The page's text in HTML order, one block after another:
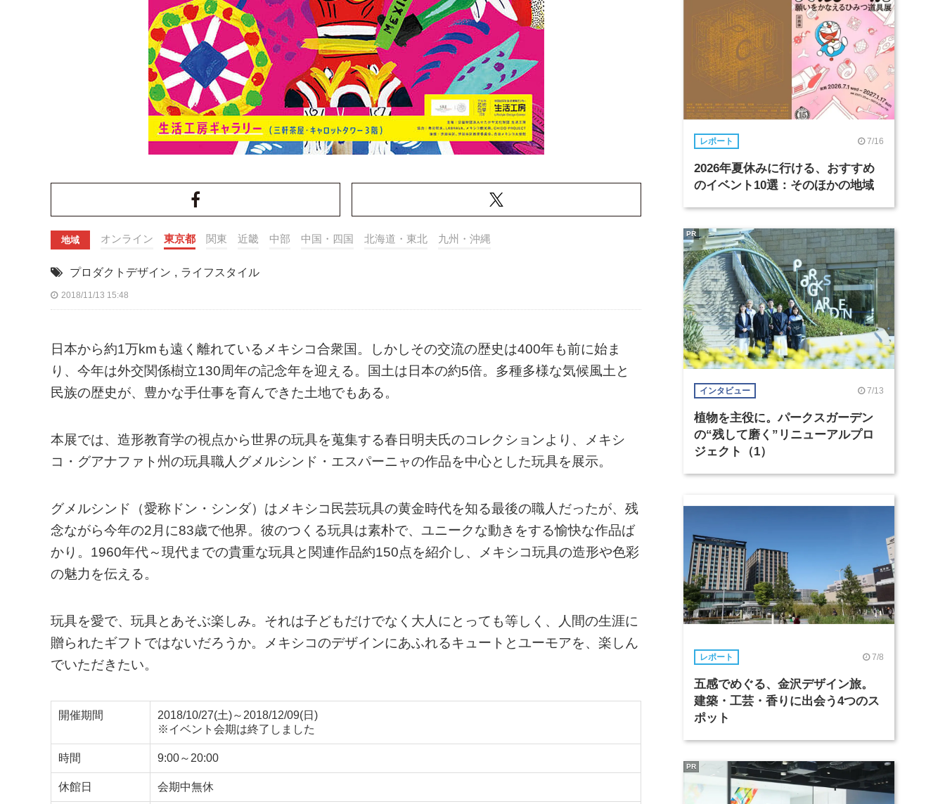
地域 オンライン 東京都 関東 近畿 中部 中国・四国 北海道・東北 九州・沖縄
プロダクトデザイン , ライフスタイル
2018/11/13 15:48
日本から約1万kmも遠く離れているメキシコ合衆国。しかしその交流の歴史は400年も前に始ま
り、今年は外交関係樹立130周年の記念年を迎える。国土は日本の約5倍。多種多様な気候風土と
民族の歴史が、豊かな手仕事を育んできた土地でもある。
本展では、造形教育学の視点から世界の玩具を蒐集する春日明夫氏のコレクションより、メキシ
コ・グアナファト州の玩具職人グメルシンド・エスパーニャの作品を中心とした玩具を展示。
グメルシンド（愛称ドン・シンダ）はメキシコ民芸玩具の黄金時代を知る最後の職人だったが、残
念ながら今年の2月に83歳で他界。彼のつくる玩具は素朴で、ユニークな動きをする愉快な作品ば
かり。1960年代～現代までの貴重な玩具と関連作品約150点を紹介し、メキシコ玩具の造形や色彩
の魅力を伝える。
玩具を愛で、玩具とあそぶ楽しみ。それは子どもだけでなく大人にとっても等しく、人間の生涯に
贈られたギフトではないだろうか。メキシコのデザインにあふれるキュートとユーモアを、楽しん
でいただきたい。
開催期間
2018/10/27(土)～2018/12/09(日)
※イベント会期は終了しました
時間 9:00～20:00
休館日 会期中無休
レポート 7/16
2026年夏休みに行ける、おすすめ
のイベント10選：そのほかの地域
インタビュー 7/13
植物を主役に。パークスガーデン
の“残して磨く”リニューアルプロ
ジェクト（1）
PR
レポート 7/8
五感でめぐる、金沢デザイン旅。
建築・工芸・香りに出会う4つのス
ポット
PR